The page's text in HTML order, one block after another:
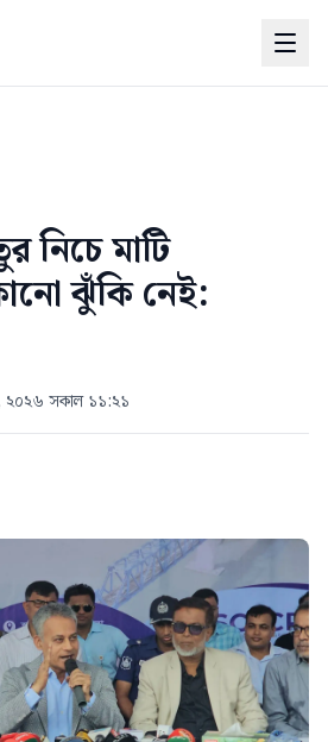
নিচে মাটি
ঝুঁকি নেই:
২০২৬ সকাল ১১:২১